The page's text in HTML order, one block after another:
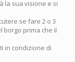
la sua visione e si
se fare 2 o 3
borgo prima che il
in condizione di